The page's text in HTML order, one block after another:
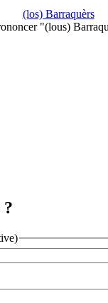
(los) Barraquèrs
"(lous)
?